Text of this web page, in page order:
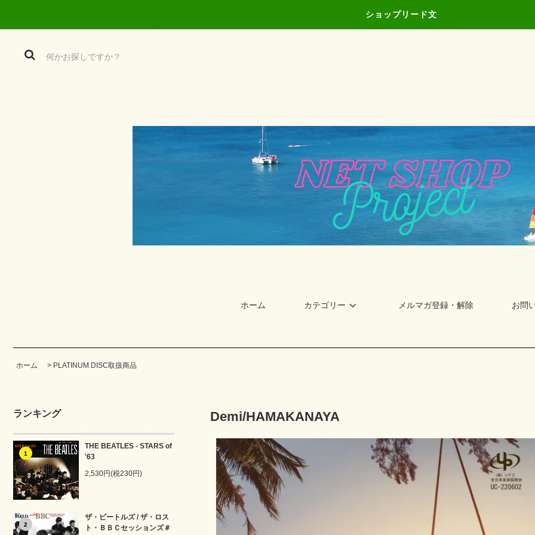
ショップリード文
ホーム カテゴリー メルマガ登録・解除 お問
ホーム > PLATINUM DISC取扱商品
ランキング
1
THE BEATLES - STARS of
'63
2,530円(税230円)
2
ザ・ビートルズ / ザ・ロス
ト・ＢＢＣセッションズ＃
Demi/HAMAKANAYA